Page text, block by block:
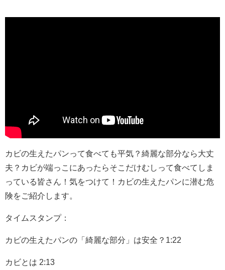
カビの生えたパンって食べても平気？綺麗な部分なら大丈
夫？カビが端っこにあったらそこだけむしって食べてしま
っている皆さん！気をつけて！カビの生えたパンに潜む危
険をご紹介します。
タイムスタンプ：
カビの生えたパンの「綺麗な部分」は安全？1:22
カビとは 2:13